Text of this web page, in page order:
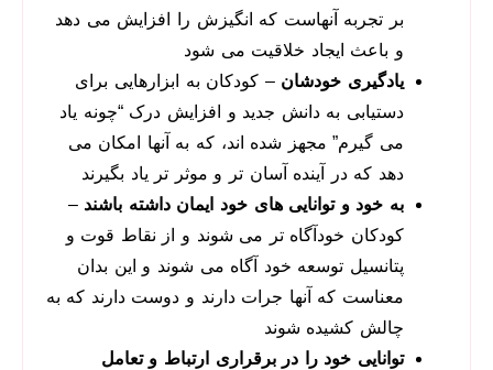
بر تجربه آنهاست که انگیزش را افزایش می دهد
و باعث ایجاد خلاقیت می شود
یادگیری خودشان – کودکان به ابزارهایی برای
دستیابی به دانش جدید و افزایش درک “چونه یاد
می گیرم” مجهز شده اند، که به آنها امکان می
دهد که در آینده آسان تر و موثر تر یاد بگیرند
به خود و توانایی های خود ایمان داشته باشند –
کودکان خودآگاه تر می شوند و از نقاط قوت و
پتانسیل توسعه خود آگاه می شوند و این بدان
معناست که آنها جرات دارند و دوست دارند که به
چالش کشیده شوند
توانایی خود را در برقراری ارتباط و تعامل